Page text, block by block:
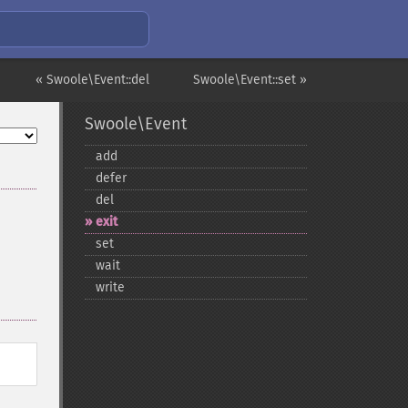
Swoole\Event::set »
« Swoole\Event::del
Swoole\Event
add
defer
del
exit
set
wait
write